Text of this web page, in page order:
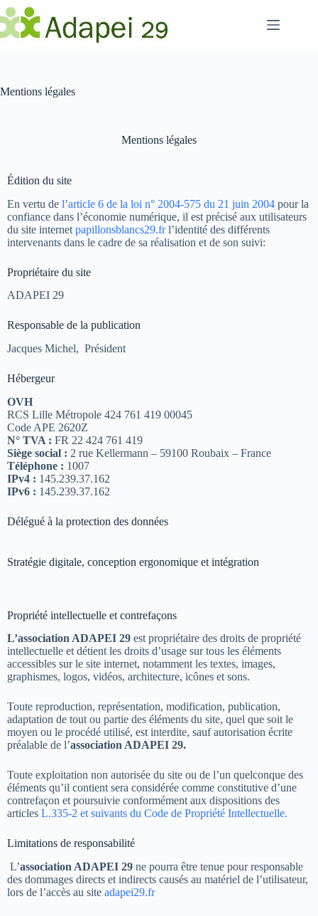
Passer
au
contenu
Mentions légales
Mentions légales
Édition du site
En vertu de l’article 6 de la loi n° 2004-575 du 21 juin 2004 pour la
confiance dans l’économie numérique, il est précisé aux utilisateurs
du site internet papillonsblancs29.frl’identité des différents
intervenants dans le cadre de sa réalisation et de son suivi:
Propriétaire du site
ADAPEI 29
Responsable de la publication
Jacques Michel, Président
Hébergeur
OVH
RCS Lille Métropole 424 761 419 00045
Code APE 2620Z
N° TVA : FR 22 424 761 419
Siège social : 2 rue Kellermann – 59100 Roubaix – France
Téléphone : 1007
IPv4 : 145.239.37.162
IPv6 : 145.239.37.162
Délégué à la protection des données
Stratégie digitale, conception ergonomique et intégration
Propriété intellectuelle et contrefaçons
L’association ADAPEI 29 est propriétaire des droits de propriété
intellectuelle et détient les droits d’usage sur tous les éléments
accessibles sur le site internet, notamment les textes, images,
graphismes, logos, vidéos, architecture, icônes et sons.
Toute reproduction, représentation, modification, publication,
adaptation de tout ou partie des éléments du site, quel que soit le
moyen ou le procédé utilisé, est interdite, sauf autorisation écrite
préalable de l’association ADAPEI 29.
Toute exploitation non autorisée du site ou de l’un quelconque des
éléments qu’il contient sera considérée comme constitutive d’une
contrefaçon et poursuivie conformément aux dispositions des
articles L.335-2 et suivants du Code de Propriété Intellectuelle.
Limitations de responsabilité
L’association ADAPEI 29 ne pourra être tenue pour responsable
des dommages directs et indirects causés au matériel de l’utilisateur,
lors de l’accès au site adapei29.fr